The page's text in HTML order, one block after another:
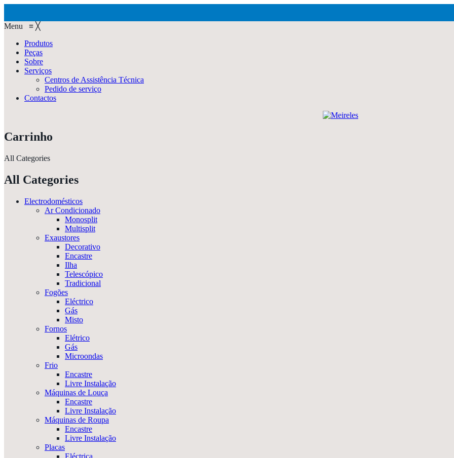
Menu ≡ ╳
Produtos
Peças
Sobre
Serviços
Centros de Assistência Técnica
Pedido de serviço
Contactos
Carrinho
All Categories
All Categories
Electrodomésticos
Ar Condicionado
Monosplit
Multisplit
Exaustores
Decorativo
Encastre
Ilha
Telescópico
Tradicional
Fogões
Eléctrico
Gás
Misto
Fornos
Elétrico
Gás
Microondas
Frio
Encastre
Livre Instalação
Máquinas de Louça
Encastre
Livre Instalação
Máquinas de Roupa
Encastre
Livre Instalação
Placas
Eléctrica